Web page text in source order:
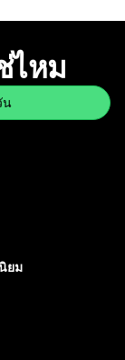
ไหม
น
ยม